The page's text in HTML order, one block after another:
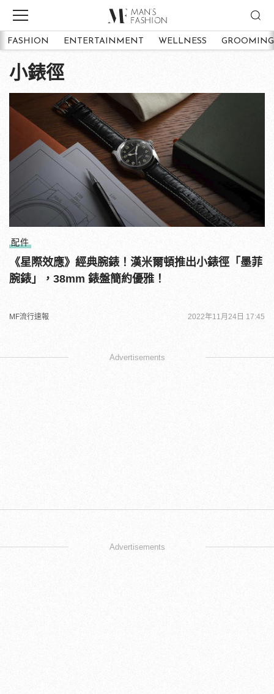
FASHION ENTERTAINMENT WELLNESS GROOMING
小錶徑
配件
《星際效應》經典腕錶！漢米爾頓推出小錶徑「墨菲
腕錶」，38mm 錶盤簡約優雅！
MF流行速報 2022年11月24日 17:45
Advertisements
Advertisements